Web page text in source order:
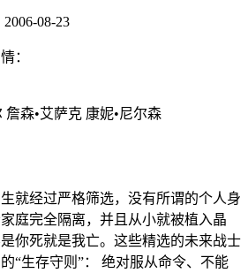
08-23
：
森•艾萨克 康妮•尼尔森
就经过严格筛选，没有所谓的个人身
庭完全隔离，并且从小就被植入晶
你死就是我亡。这些精选的未来战士
“生存守则”： 绝对服从命令、不能